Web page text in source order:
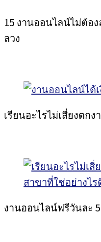
15 งานออนไลน์ไม่ต้อ
ลวง
เรียนอะไรไม่เสี่ยงตกง
งานออนไลน์ฟรีวันละ